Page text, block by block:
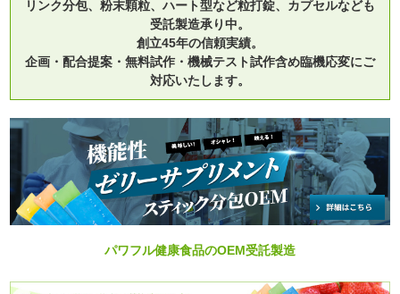
リンク分包、粉末顆粒、ハート型など粒打錠、カプセルなども
受託製造承り中。
創立45年の信頼実績。
企画・配合提案・無料試作・機械テスト試作含め臨機応変にご
対応いたします。
パワフル健康食品のOEM受託製造